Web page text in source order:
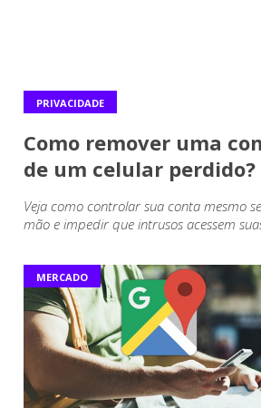
PRIVACIDADE
Como remover uma
de um celular perdido?
Veja como controlar sua conta mesmo
mão e impedir que intrusos acessem
MERCADO